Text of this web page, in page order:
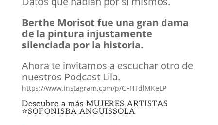
Berthe Morisot fue una gran dama
de la pintura injustamente
silenciada por la historia.
Ahora te invitamos a escuchar otro de
nuestros Podcast Lila.
https://www.instagram.com/p/CFHTdlMKeLP
Descubre a más MUJERES ARTISTAS
⭐️SOFONISBA ANGUISSOLA